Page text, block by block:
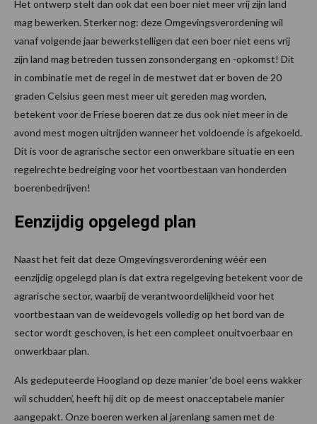
Het ontwerp stelt dan ook dat een boer niet meer vrij zijn land
mag bewerken. Sterker nog: deze Omgevingsverordening wil
vanaf volgende jaar bewerkstelligen dat een boer niet eens vrij
zijn land mag betreden tussen zonsondergang en -opkomst! Dit
in combinatie met de regel in de mestwet dat er boven de 20
graden Celsius geen mest meer uit gereden mag worden,
betekent voor de Friese boeren dat ze dus ook niet meer in de
avond mest mogen uitrijden wanneer het voldoende is afgekoeld.
Dit is voor de agrarische sector een onwerkbare situatie en een
regelrechte bedreiging voor het voortbestaan van honderden
boerenbedrijven!
Eenzijdig opgelegd plan
Naast het feit dat deze Omgevingsverordening wéér een
eenzijdig opgelegd plan is dat extra regelgeving betekent voor de
agrarische sector, waarbij de verantwoordelijkheid voor het
voortbestaan van de weidevogels volledig op het bord van de
sector wordt geschoven, is het een compleet onuitvoerbaar en
onwerkbaar plan.
Als gedeputeerde Hoogland op deze manier ‘de boel eens wakker
wil schudden’, heeft hij dit op de meest onacceptabele manier
aangepakt. Onze boeren werken al jarenlang samen met de